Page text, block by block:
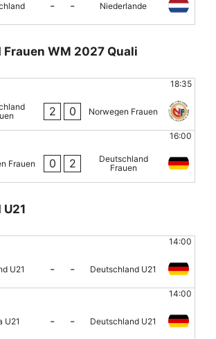
- - Niederlande
WM 2027 Quali
18:35
2 0 Norwegen Frauen
16:00
Frauen 0 2
Deutschland
Frauen
14:00
U21 - - Deutschland U21
14:00
U21 - - Deutschland U21